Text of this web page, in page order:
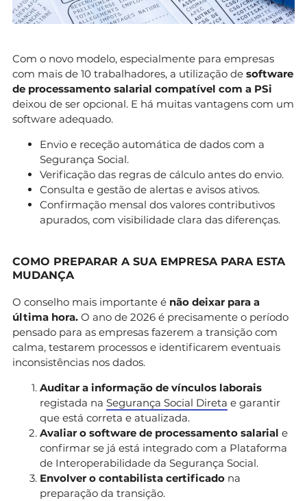
Com o novo modelo, especialmente para empresas
com mais de 10 trabalhadores, a utilização de software
de processamento salarial compatível com a PSi
deixou de ser opcional. E há muitas vantagens com um
software adequado.
Envio e receção automática de dados com a
Segurança Social.
Verificação das regras de cálculo antes do envio.
Consulta e gestão de alertas e avisos ativos.
Confirmação mensal dos valores contributivos
apurados, com visibilidade clara das diferenças.
COMO PREPARAR A SUA EMPRESA PARA ESTA
MUDANÇA
O conselho mais importante é não deixar para a
última hora. O ano de 2026 é precisamente o período
pensado para as empresas fazerem a transição com
calma, testarem processos e identificarem eventuais
inconsistências nos dados.
Auditar a informação de vínculos laborais
registada na Segurança Social Direta e garantir
que está correta e atualizada.
Avaliar o software de processamento salarial e
confirmar se já está integrado com a Plataforma
de Interoperabilidade da Segurança Social.
Envolver o contabilista certificado na
preparação da transição.